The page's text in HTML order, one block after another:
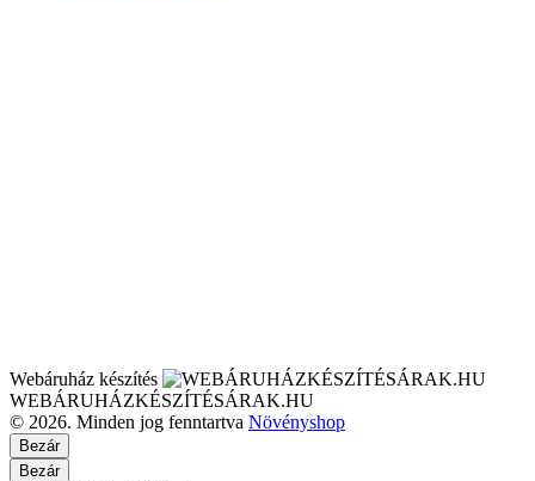
Webáruház készítés
WEBÁRUHÁZKÉSZÍTÉSÁRAK.HU
© 2026. Minden jog fenntartva Növényshop
Bezár
Bezár